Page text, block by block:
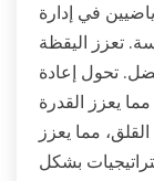
في إدارة
تعزز اليقظة
تحول إعادة
مما يعزز القدرة
مما يعزز
بشكل